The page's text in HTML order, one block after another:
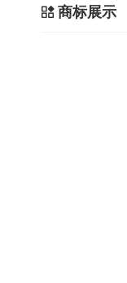
商标展示